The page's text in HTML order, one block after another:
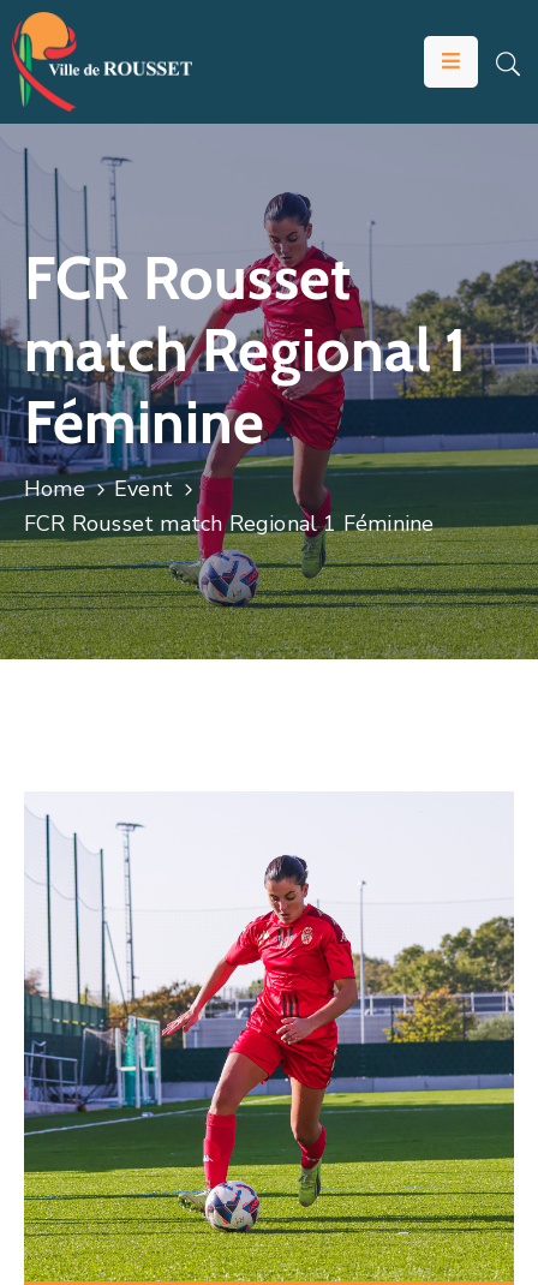
VOTRE
VIVRE
ROUSSET
ÉDUCATION
JEUNESSE
SOLIDARITÉS
ÉCONOMIE
ANIMATION
CULTURE
SPORTS
FCR Rousset
match Regional 1
Féminine
Home
Event
FCR Rousset match Regional 1 Féminine